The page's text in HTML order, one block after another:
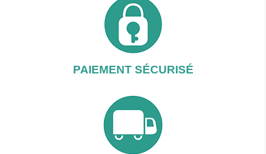
PAIEMENT SÉCURISÉ